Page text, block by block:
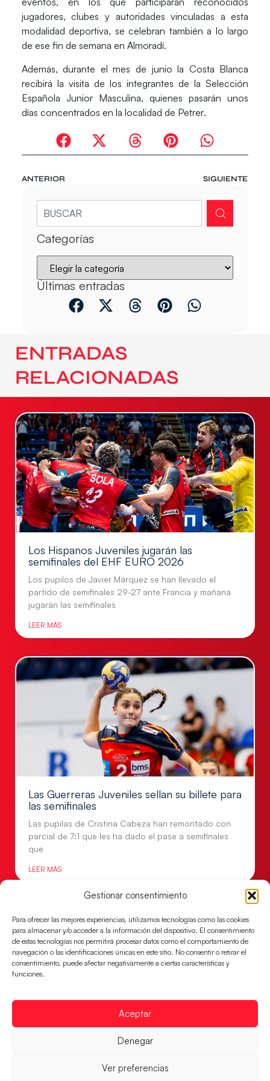
Gestionar consentimiento
Para ofrecer las mejores experiencias, utilizamos tecnologías como las cookies
para almacenar y/o acceder a la información del dispositivo. El consentimiento
de estas tecnologías nos permitirá procesar datos como el comportamiento de
navegación o las identificaciones únicas en este sitio. No consentir o retirar el
consentimiento, puede afectar negativamente a ciertas características y
funciones.
Aceptar
Denegar
Ver preferencias
jugadores, clubes y autoridades vinculadas a esta
modalidad deportiva, se celebran también a lo largo
de ese fin de semana en Almoradí.
Además, durante el mes de junio la Costa Blanca
recibirá la visita de los integrantes de la Selección
Española Junior Masculina, quienes pasarán unos
días concentrados en la localidad de Petrer.
ANTERIOR SIGUIENTE
Categorías
Últimas entradas
ENTRADAS
RELACIONADAS
Los Hispanos Juveniles jugarán las
semifinales del EHF EURO 2026
Los pupilos de Javier Márquez se han llevado el
partido de semifinales 29-27 ante Francia y mañana
jugarán las semifinales
LEER MÁS
Las Guerreras Juveniles sellan su billete para
las semifinales
Las pupilas de Cristina Cabeza han remontado con
parcial de 7:1 que les ha dado el pase a semifinales
que
LEER MÁS
Un clásico ante Francia para buscar el
billete a semifinales del EHF EURO 2026
Los Hispanos Juveniles se enfrentarán a Francia en los